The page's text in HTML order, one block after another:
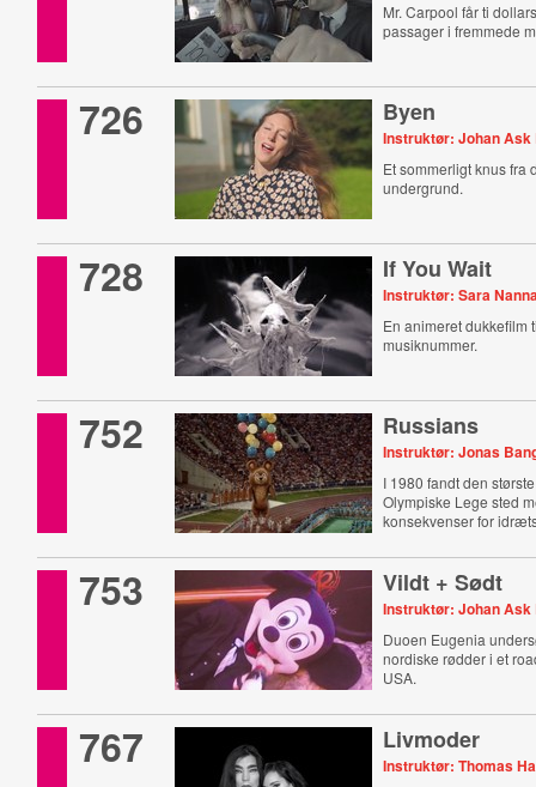
Mr. Carpool får ti
passager i fremmede
726 Byen
Instruktør: Johan Ask
Et sommerligt knus fra
undergrund.
728 If You Wait
Instruktør: Sara
En animeret dukkefilm
musiknummer.
752 Russians
Instruktør: Jonas
I 1980 fandt den
Olympiske Lege sted
konsekvenser for
753 Vildt + Sødt
Instruktør: Johan Ask
Duoen Eugenia
nordiske rødder i et
USA.
767 Livmoder
Instruktør: Thomas